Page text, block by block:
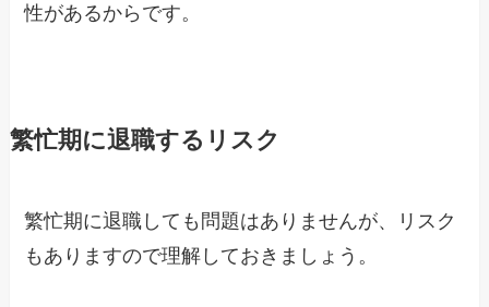
性があるからです。
繁忙期に退職するリスク
繁忙期に退職しても問題はありませんが、リスク
もありますので理解しておきましょう。